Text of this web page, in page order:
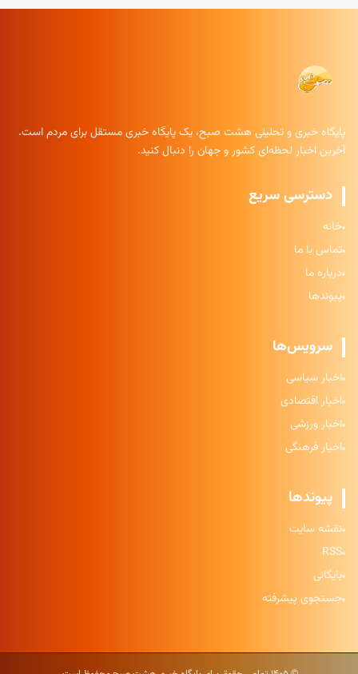
پایگاه خبری و تحلیلی هشت صبح، یک پایگاه خبری مستقل برای مردم است.
آخرین اخبار لحظه‌ای کشور و جهان را دنبال کنید.
دسترسی سریع
خانه
تماس با ما
درباره ما
پیوندها
سرویس‌ها
اخبار سیاسی
اخبار اقتصادی
اخبار ورزشی
اخبار فرهنگی
پیوندها
نقشه سایت
RSS
بایگانی
جستجوی پیشرفته